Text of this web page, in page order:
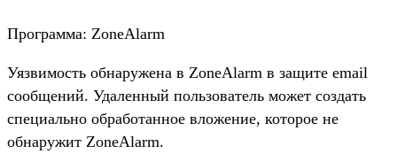
Программа: ZoneAlarm
Уязвимость обнаружена в ZoneAlarm в защите email
сообщений. Удаленный пользователь может создать
специально обработанное вложение, которое не
обнаружит ZoneAlarm.